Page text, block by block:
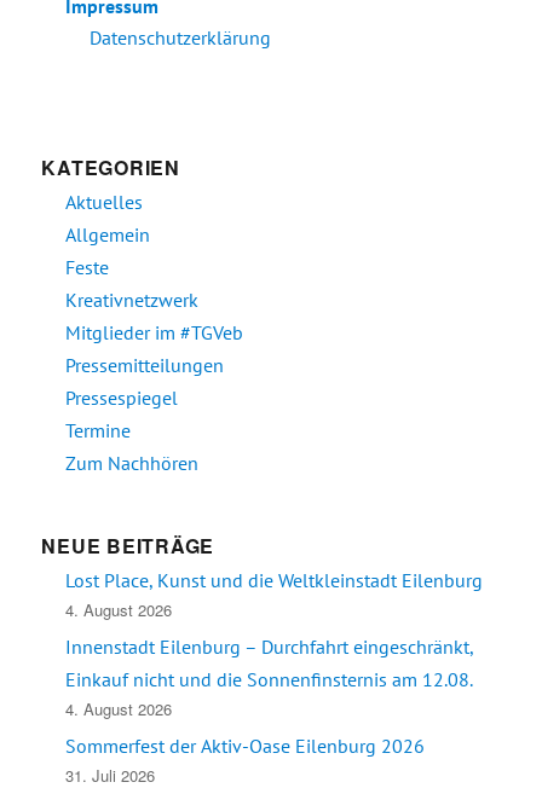
Impressum
Datenschutzerklärung
KATEGORIEN
Aktuelles
Allgemein
Feste
Kreativnetzwerk
Mitglieder im #TGVeb
Pressemitteilungen
Pressespiegel
Termine
Zum Nachhören
NEUE BEITRÄGE
Lost Place, Kunst und die Weltkleinstadt Eilenburg
4. August 2026
Innenstadt Eilenburg – Durchfahrt eingeschränkt,
Einkauf nicht und die Sonnenfinsternis am 12.08.
4. August 2026
Sommerfest der Aktiv-Oase Eilenburg 2026
31. Juli 2026